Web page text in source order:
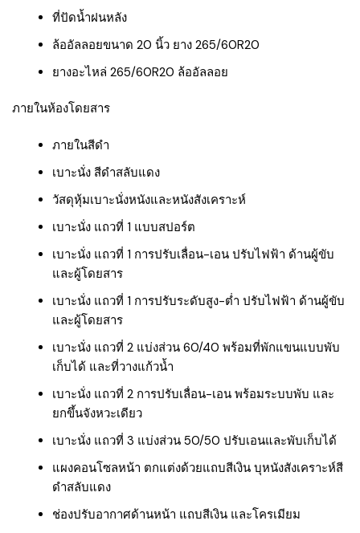
ที่ปัดน้ำฝนหลัง
ล้ออัลลอยขนาด 20 นิ้ว ยาง 265/60R20
ยางอะไหล่ 265/60R20 ล้ออัลลอย
ภายในห้องโดยสาร
ภายในสีดำ
เบาะนั่ง สีดำสลับแดง
วัสดุหุ้มเบาะนั่งหนังและหนังสังเคราะห์
เบาะนั่ง แถวที่ 1 แบบสปอร์ต
เบาะนั่ง แถวที่ 1 การปรับเลื่อน-เอน ปรับไฟฟ้า ด้านผู้ขับ
และผู้โดยสาร
เบาะนั่ง แถวที่ 1 การปรับระดับสูง-ต่ำ ปรับไฟฟ้า ด้านผู้ขับ
และผู้โดยสาร
เบาะนั่ง แถวที่ 2 แบ่งส่วน 60/40 พร้อมที่พักแขนแบบพับ
เก็บได้ และที่วางแก้วน้ำ
เบาะนั่ง แถวที่ 2 การปรับเลื่อน-เอน พร้อมระบบพับ และ
ยกขึ้นจังหวะเดียว
เบาะนั่ง แถวที่ 3 แบ่งส่วน 50/50 ปรับเอนและพับเก็บได้
แผงคอนโซลหน้า ตกแต่งด้วยแถบสีเงิน บุหนังสังเคราะห์สี
ดำสลับแดง
ช่องปรับอากาศด้านหน้า แถบสีเงิน และโครเมียม